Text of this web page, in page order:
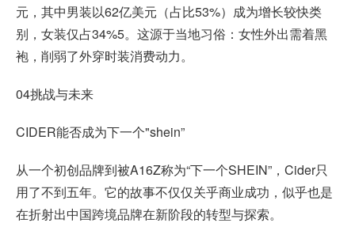
元，其中男装以62亿美元（占比53%）成为增长较快类
别，女装仅占34%5。这源于当地习俗：女性外出需着黑
袍，削弱了外穿时装消费动力。
04挑战与未来
CIDER能否成为下一个"shein”
从一个初创品牌到被A16Z称为“下一个SHEIN”，Cider只
用了不到五年。它的故事不仅仅关乎商业成功，似乎也是
在折射出中国跨境品牌在新阶段的转型与探索。